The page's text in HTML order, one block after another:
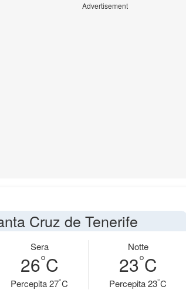
Advertisement
Cruz de Tenerife
Sera
26°C
Percepita 27°C
Notte
23°C
Percepita 23°C